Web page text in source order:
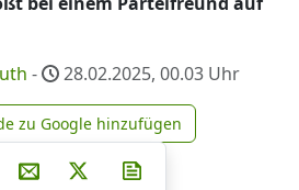
- 28.02.2025, 00.03 Uhr
news.de zu Google
zu Google hinzufügen
Teilen auf Facebook
Teilen auf Whatsapp
Teilen auf Telegram
auf Pinterest
Per E-Mail teilen
Post auf X